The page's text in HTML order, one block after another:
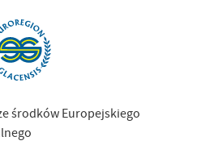
środków Europejskiego